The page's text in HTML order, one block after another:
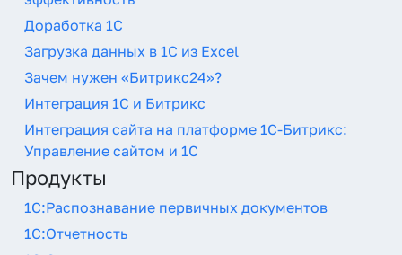
Доработка 1С
Загрузка данных в 1C из Excel
Зачем нужен «Битрикс24»?
Интеграция 1С и Битрикс
Интеграция сайта на платформе 1С-Битрикс:
Управление сайтом и 1С
Продукты
1С:Распознавание первичных документов
1С:Отчетность